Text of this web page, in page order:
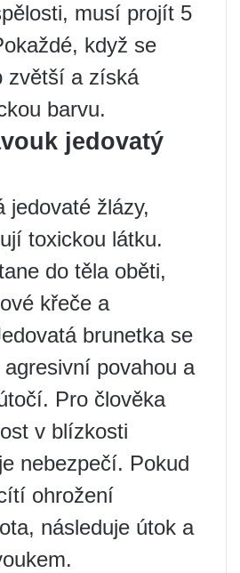
musí projít 5
když se
zvětší a získá
barvu.
jedovatý
jedovaté žlázy,
toxickou látku.
do těla oběti,
křeče a
brunetka se
povahou a
Pro člověka
v blízkosti
nebezpečí. Pokud
ohrožení
následuje útok a